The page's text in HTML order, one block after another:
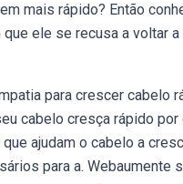
mais rápido? Então
ele se recusa a voltar
para crescer cabelo
cabelo cresça rápido
ajudam o cabelo a
para a. Webaumente